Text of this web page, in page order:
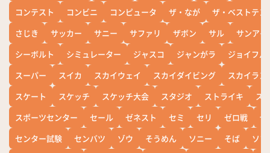
コンテスト
コンビニ コンピュータ ザ・なが
ザ・ベストテン
さじき
サッカー サニー サファリ ザボン サル
サンアイ
シーボルト
シミュレーター ジャスコ ジャンがラ
ジョイフル
スーパー
スイカ スカイウェイ スカイダイビング
スカイラン
スケート
スケッチ スケッチ大会 スタジオ ストライキ
ス
スポーツセンター
セール ゼネスト セミ セリ ゼロ戦
ぜ
センター試験
センバツ ゾウ そうめん ソニー そば
ソ